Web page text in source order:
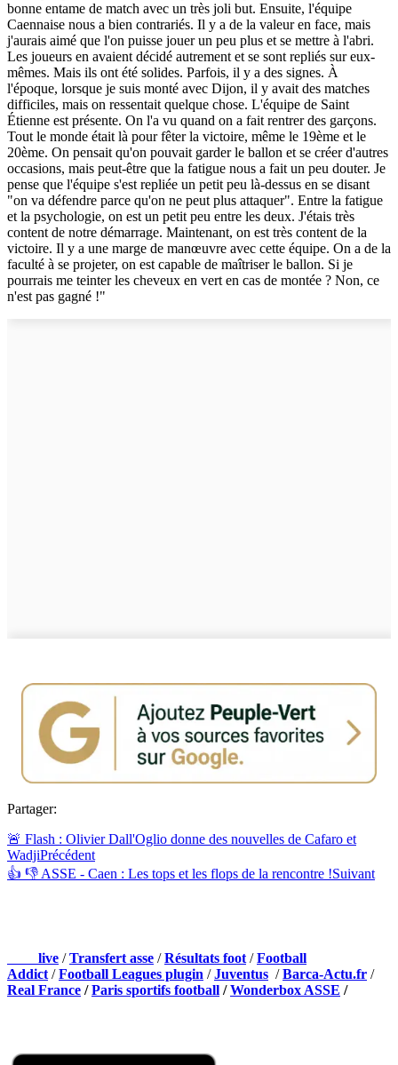
bonne entame de match avec un très joli but. Ensuite, l'équipe
Caennaise nous a bien contrariés. Il y a de la valeur en face, mais
j'aurais aimé que l'on puisse jouer un peu plus et se mettre à l'abri.
Les joueurs en avaient décidé autrement et se sont repliés sur eux-
mêmes. Mais ils ont été solides. Parfois, il y a des signes. À
l'époque, lorsque je suis monté avec Dijon, il y avait des matches
difficiles, mais on ressentait quelque chose. L'équipe de Saint
Étienne est présente. On l'a vu quand on a fait rentrer des garçons.
Tout le monde était là pour fêter la victoire, même le 19ème et le
20ème. On pensait qu'on pouvait garder le ballon et se créer d'autres
occasions, mais peut-être que la fatigue nous a fait un peu douter. Je
pense que l'équipe s'est repliée un petit peu là-dessus en se disant
"on va défendre parce qu'on ne peut plus attaquer". Entre la fatigue
et la psychologie, on est un petit peu entre les deux. J'étais très
content de notre démarrage. Maintenant, on est très content de la
victoire. Il y a une marge de manœuvre avec cette équipe. On a de la
faculté à se projeter, on est capable de maîtriser le ballon. Si je
pourrais me teinter les cheveux en vert en cas de montée ? Non, ce
n'est pas gagné !"
Partager:
🚨 Flash : Olivier Dall'Oglio donne des nouvelles de Cafaro et
WadjiPrécédent
👍 👎 ASSE - Caen : Les tops et les flops de la rencontre !Suivant
live /Transfert asse /Résultats foot /Football
Addict /Football Leagues plugin /Juventus /Barca-Actu.fr /
Real France /Paris sportifs football /Wonderbox ASSE /